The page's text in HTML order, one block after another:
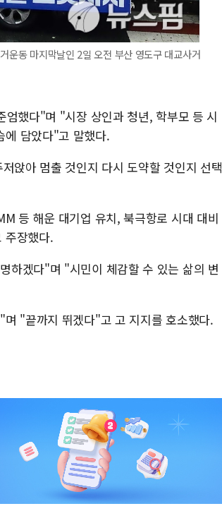
운동 마지막날인 2일 오전 부산 영도구 대교사거
했다"며 "시장 상인과 청년, 학부모 등 시
에 담았다"고 말했다.
앉아 멈출 것인지 다시 도약할 것인지 선택
등 해운 대기업 유치, 북극항로 시대 대비
주장했다.
하겠다"며 "시민이 체감할 수 있는 삶의 변
"끝까지 뛰겠다"고 고 지지를 호소했다.